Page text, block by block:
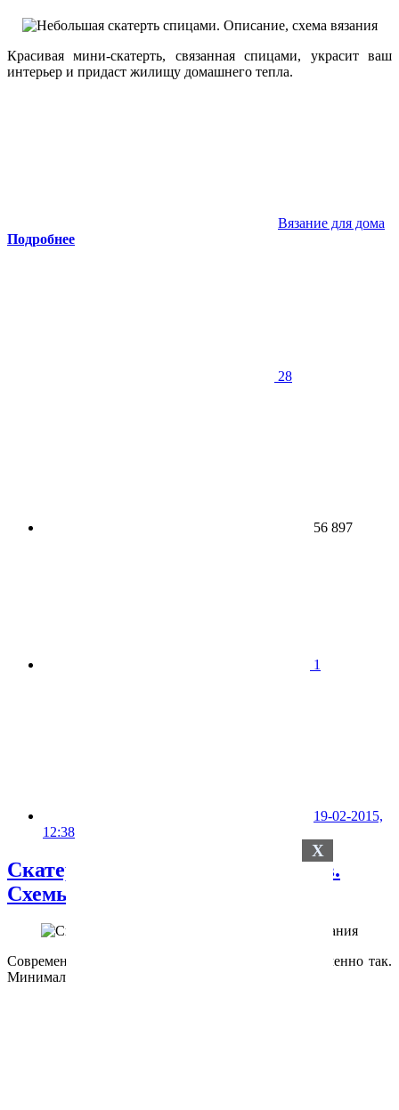
X
Красивая мини-скатерть, связанная спицами, украсит ваш
интерьер и придаст жилищу домашнего тепла.
Вязание для дома
Подробнее
28
56 897
1
19-02-2015,
12:38
Скатерть из квадратных мотивов.
Схемы вязания
Современная вязаная скатерть должна выглядеть именно так.
Минимализм, стиль, изящество - всё в одном!